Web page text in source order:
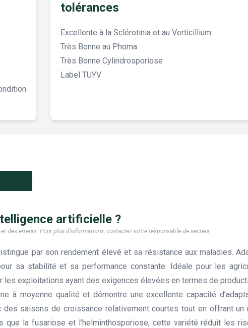
tolérances
Excellente à la Sclérotinia et au Verticillium
Très Bonne au Phoma
Très Bonne Cylindrosporiose
Label TUYV
artificielle ?
des erreurs. Pour plus d'informations, contactez votre responsable de secteur.
par son rendement élevé et sa résistance aux maladies.
sa stabilité et sa performance constante. Idéale pour les
exploitations ayant des exigences élevées en termes de
à moyenne qualité et démontre une excellente capacité
saisons de croissance relativement courtes tout en offrant un
que la fusariose et l’helminthosporiose, cette variété réduit les